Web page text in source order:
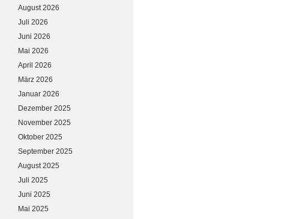
August 2026
Juli 2026
Juni 2026
Mai 2026
April 2026
März 2026
Januar 2026
Dezember 2025
November 2025
Oktober 2025
September 2025
August 2025
Juli 2025
Juni 2025
Mai 2025